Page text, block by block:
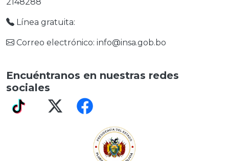
Línea gratuita:
Correo electrónico: info@insa.gob.bo
Encuéntranos en nuestras redes
sociales